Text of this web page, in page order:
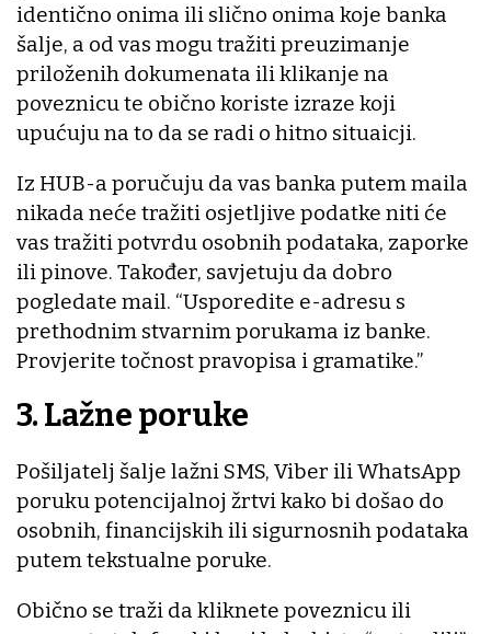
identično onima ili slično onima koje banka
šalje, a od vas mogu tražiti preuzimanje
priloženih dokumenata ili klikanje na
poveznicu te obično koriste izraze koji
upućuju na to da se radi o hitno situaicji.
Iz HUB-a poručuju da vas banka putem maila
nikada neće tražiti osjetljive podatke niti će
vas tražiti potvrdu osobnih podataka, zaporke
ili pinove. Također, savjetuju da dobro
pogledate mail. “Usporedite e-adresu s
prethodnim stvarnim porukama iz banke.
Provjerite točnost pravopisa i gramatike.”
3. Lažne poruke
Pošiljatelj šalje lažni SMS, Viber ili WhatsApp
poruku potencijalnoj žrtvi kako bi došao do
osobnih, financijskih ili sigurnosnih podataka
putem tekstualne poruke.
Obično se traži da kliknete poveznicu ili